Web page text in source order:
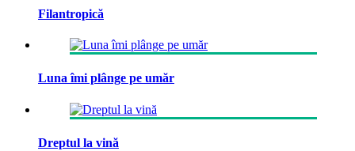
Filantropică
Luna îmi plânge pe umăr
Dreptul la vină